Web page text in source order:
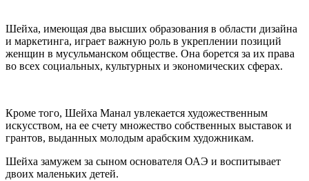
Шейха, имеющая два высших образования в области дизайна
и маркетинга, играет важную роль в укреплении позиций
женщин в мусульманском обществе. Она борется за их права
во всех социальных, культурных и экономических сферах.
Кроме того, Шейха Манал увлекается художественным
искусством, на ее счету множество собственных выставок и
грантов, выданных молодым арабским художникам.
Шейха замужем за сыном основателя ОАЭ и воспитывает
двоих маленьких детей.